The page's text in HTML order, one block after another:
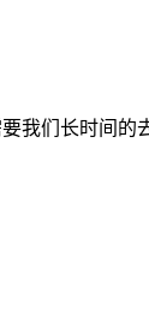
我们长时间的